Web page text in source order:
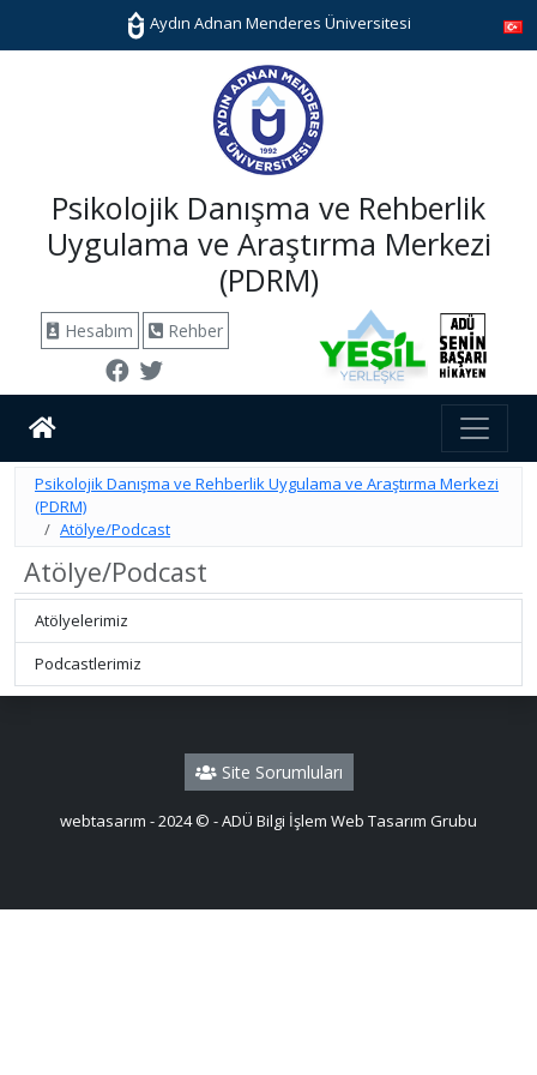
Aydın Adnan Menderes Üniversitesi
Psikolojik Danışma ve Rehberlik
Uygulama ve Araştırma Merkezi
(PDRM)
Hesabım Rehber
Psikolojik Danışma ve Rehberlik Uygulama ve Araştırma Merkezi
(PDRM)
Atölye/Podcast
Atölye/Podcast
Atölyelerimiz
Podcastlerimiz
Site Sorumluları
webtasarım - 2024 © - ADÜ Bilgi İşlem Web Tasarım Grubu